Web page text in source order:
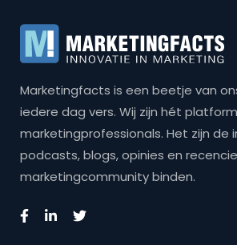
Marketingfacts is een beetje van
iedere dag vers. Wij zijn hét
marketingprofessionals. Het zijn de
podcasts, blogs, opinies en
marketingcommunity binden.